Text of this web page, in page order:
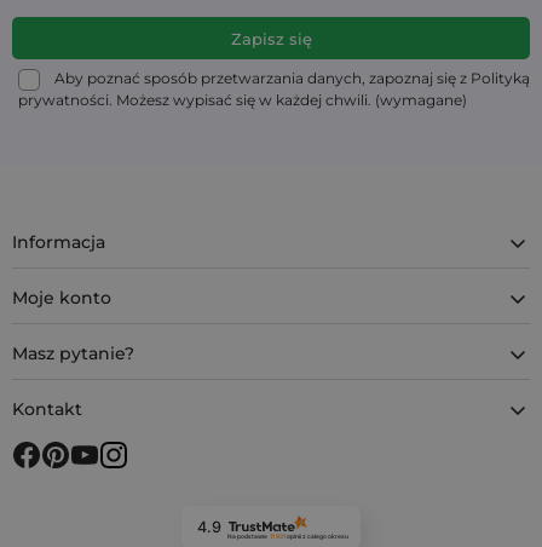
Aby poznać sposób przetwarzania danych, zapoznaj się z Polityką
prywatności. Możesz wypisać się w każdej chwili. (wymagane)
Informacja
Moje konto
Masz pytanie?
Kontakt
4.9
Na podstawie 11 931 opiniiz całego okresu